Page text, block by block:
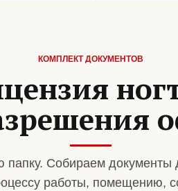
КОМПЛЕКТ ДОКУМЕНТОВ
Собираем документы
работы, помещению,